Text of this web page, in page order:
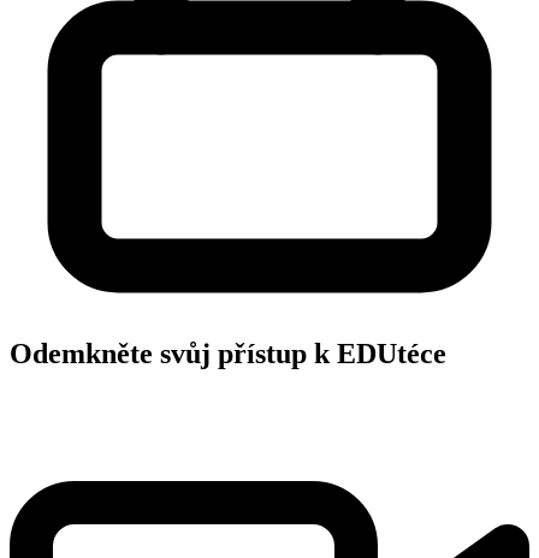
Odemkněte svůj přístup k EDUtéce